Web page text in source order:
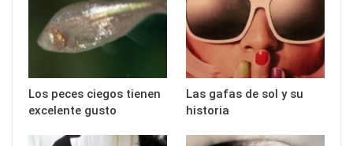
Los peces ciegos tienen
excelente gusto
Las gafas de sol y su
historia